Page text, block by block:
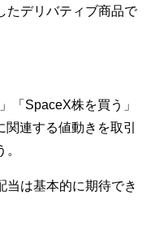
たデリバティブ商品で
「SpaceX株を買う」
連する値動きを取引
当は基本的に期待でき